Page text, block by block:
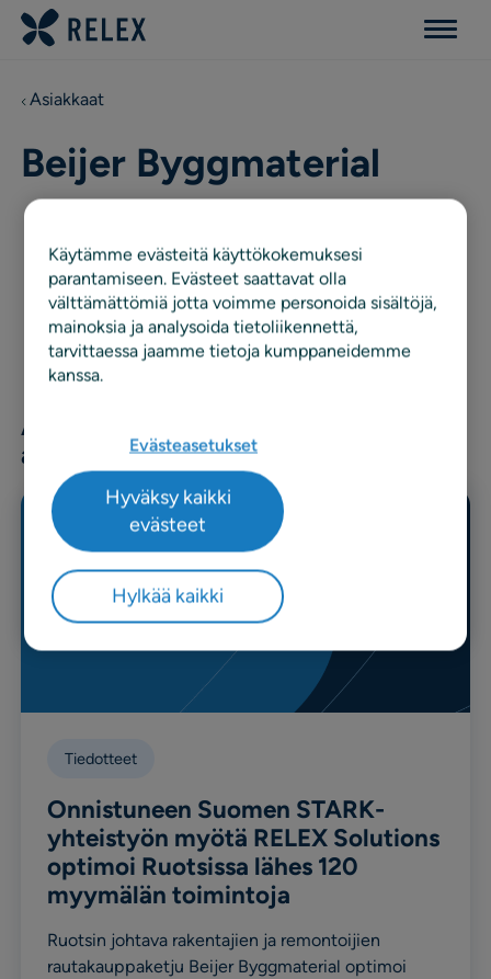
Menu
Asiakkaat
Beijer Byggmaterial
Aiheeseen liittyviä uutisia ja
artikkeleita
Tiedotteet
Onnistuneen Suomen STARK-
yhteistyön myötä RELEX Solutions
optimoi Ruotsissa lähes 120
myymälän toimintoja
Ruotsin johtava rakentajien ja remontoijien
rautakauppaketju Beijer Byggmaterial optimoi
Käytämme evästeitä käyttökokemuksesi
parantamiseen. Evästeet saattavat olla
välttämättömiä jotta voimme personoida sisältöjä,
mainoksia ja analysoida tietoliikennettä,
tarvittaessa jaamme tietoja kumppaneidemme
kanssa.
Evästeasetukset
Hylkää kaikki
Hyväksy kaikki
evästeet